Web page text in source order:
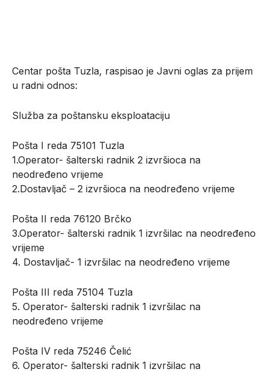
Centar pošta Tuzla, raspisao je Javni oglas za prijem
u radni odnos:
Služba za poštansku eksploataciju
Pošta I reda 75101 Tuzla
1.Operator- šalterski radnik 2 izvršioca na
neodređeno vrijeme
2.Dostavljač – 2 izvršioca na neodređeno vrijeme
Pošta II reda 76120 Brčko
3.Operator- šalterski radnik 1 izvršilac na neodređeno
vrijeme
4. Dostavljač- 1 izvršilac na neodređeno vrijeme
Pošta III reda 75104 Tuzla
5. Operator- šalterski radnik 1 izvršilac na
neodređeno vrijeme
Pošta IV reda 75246 Čelić
6. Operator- šalterski radnik 1 izvršilac na